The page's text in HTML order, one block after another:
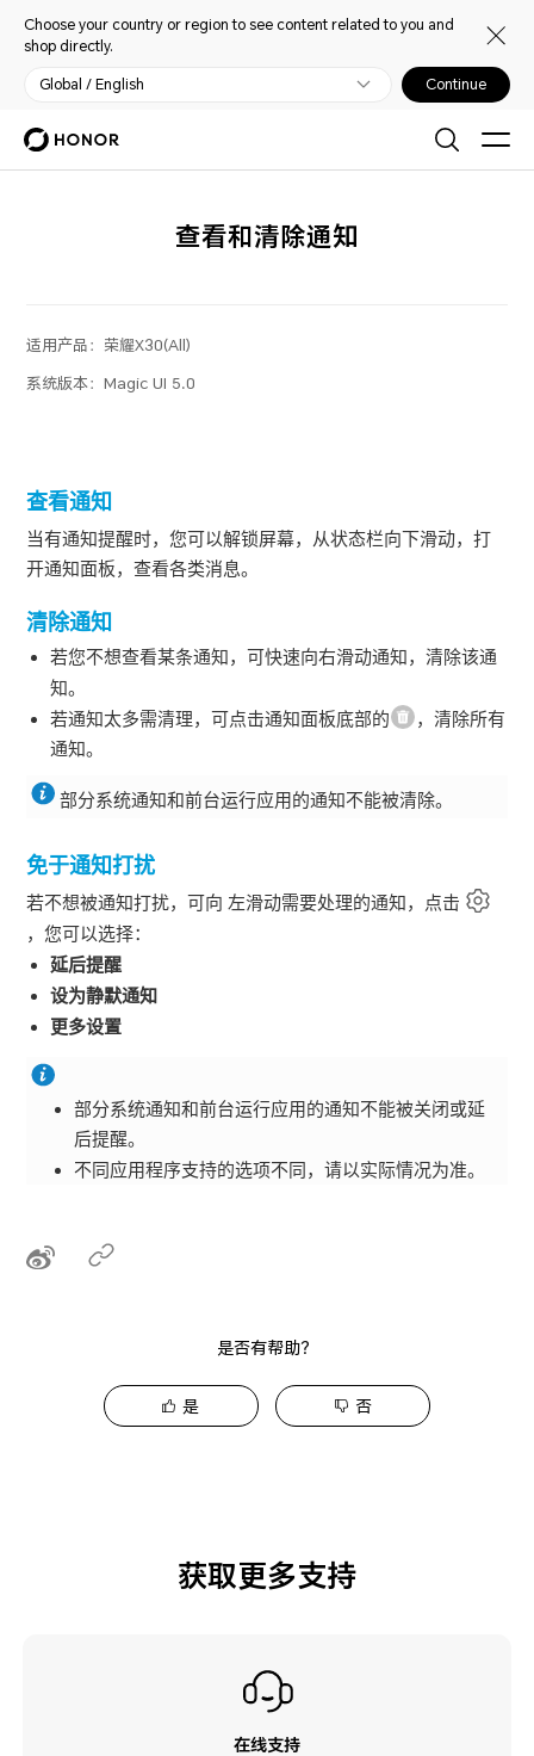
Choose your country or region to see content related to you and
shop directly.
Global / English Continue
查看和清除通知
适用产品： 荣耀X30(All)
系统版本：Magic UI 5.0
查看通知
当有通知提醒时，您可以解锁屏幕，从状态栏向下滑动，打
开通知面板，查看各类消息。
清除通知
若您不想查看某条通知，可快速向右滑动通知，清除该通
知。
若通知太多需清理，可点击通知面板底部的
，清除所有
通知。
部分系统通知和前台运行应用的通知不能被清除。
免于通知打扰
若不想被通知打扰，可向 左滑动需要处理的通知，点击
，您可以选择：
延后提醒
设为静默通知
更多设置
部分系统通知和前台运行应用的通知不能被关闭或延
后提醒。
不同应用程序支持的选项不同，请以实际情况为准。
是否有帮助？
是 否
获取更多支持
在线支持